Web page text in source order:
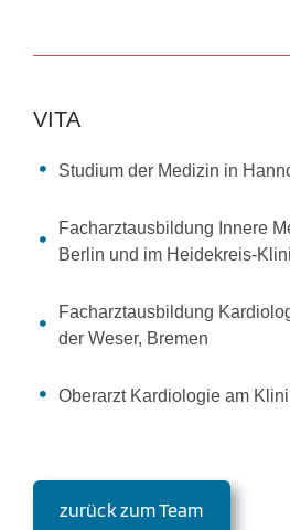
VITA
Studium der Medizin in
Facharztausbildung Innere
Berlin und im Heidekreis-
Facharztausbildung
der Weser, Bremen
Oberarzt Kardiologie am
zurück zum Team